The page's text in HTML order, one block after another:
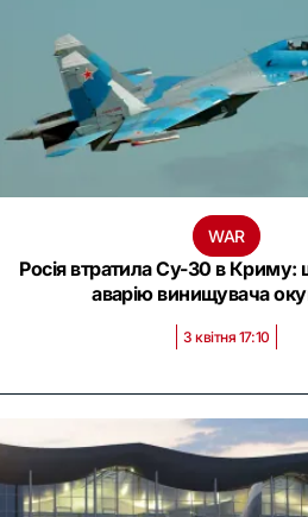
WAR
Росія втратила Су-30 в Криму:
аварію винищувача
3 квітня 17:10